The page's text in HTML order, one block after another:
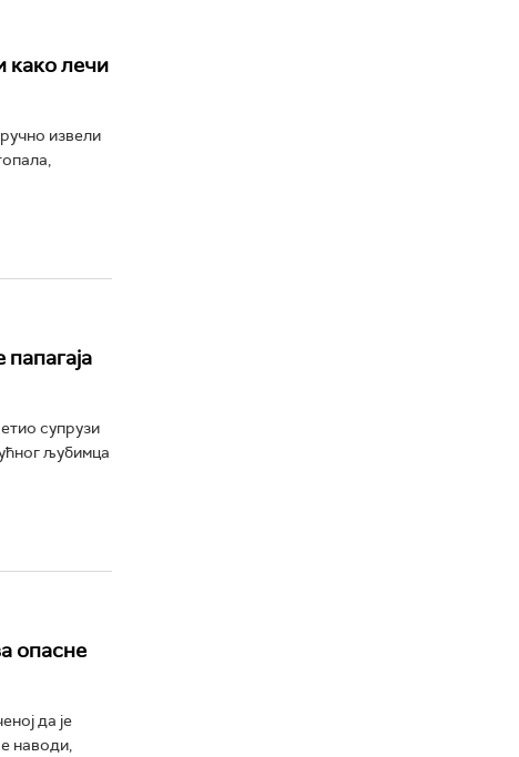
како лечи
извели
супрузи
љубимца
опасне
да је
наводи,